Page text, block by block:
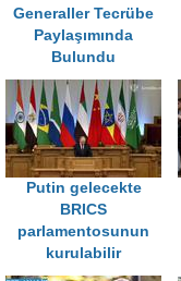
Generaller Tecrübe
Paylaşımında
Bulundu
Putin gelecekte
BRICS
parlamentosunun
kurulabilir